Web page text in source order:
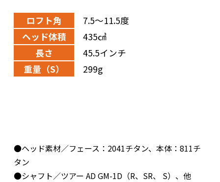
ロフト角
7.5～11.5度
ヘッド体積
435㎤
長さ
45.5インチ
重量（S）
299g
●ヘッド素材／フェース：2041チタン、本体：811チ
タン
●シャフト／ツアー AD GM-1D（R、SR、 S）、他